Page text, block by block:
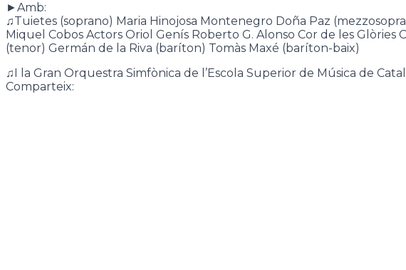
►Amb:
♫Tuietes (soprano) Maria Hinojosa Montenegro Doña Paz
Miquel Cobos Actors Oriol Genís Roberto G. Alonso Cor de les
(tenor) Germán de la Riva (baríton) Tomàs Maxé (baríton-baix)
♫I la Gran Orquestra Simfònica de l’Escola Superior de Música de
Comparteix: